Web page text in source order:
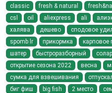
classic
fresh & natural
csl
oil aliexpress ali
халява
дешево сподовое
spomb lr
прикормка карповое
шатер
быстроразборный солар
открытие сезона 2022
весна
сумка для взвешивания
биг фиш
big fish 2 место